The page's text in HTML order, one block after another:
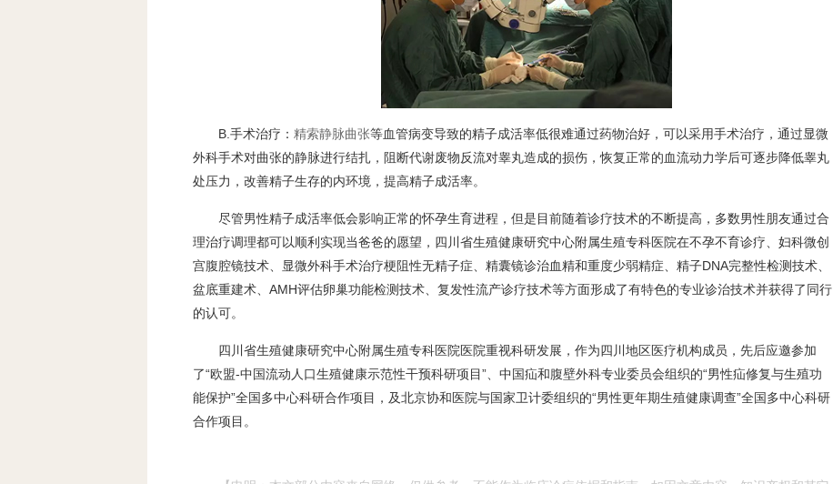
B.手术治疗： 精索静脉曲张等血管病变导致的精子成活率低很难通过药物治好，可以采用手术治疗，通过显微
外科手术对曲张的静脉进行结扎，阻断代谢废物反流对睾丸造成的损伤，恢复正常的血流动力学后可逐步降低睾丸
处压力，改善精子生存的内环境，提高精子成活率。
尽管男性精子成活率低会影响正常的怀孕生育进程，但是目前随着诊疗技术的不断提高，多数男性朋友通过合
理治疗调理都可以顺利实现当爸爸的愿望，四川省生殖健康研究中心附属生殖专科医院在不孕不育诊疗、妇科微创
宫腹腔镜技术、显微外科手术治疗梗阻性无精子症、精囊镜诊治血精和重度少弱精症、精子DNA完整性检测技术、
盆底重建术、AMH评估卵巢功能检测技术、复发性流产诊疗技术等方面形成了有特色的专业诊治技术并获得了同行
的认可。
四川省生殖健康研究中心附属生殖专科医院医院重视科研发展，作为四川地区医疗机构成员，先后应邀参加
了“欧盟-中国流动人口生殖健康示范性干预科研项目”、中国疝和腹壁外科专业委员会组织的“男性疝修复与生殖功
能保护”全国多中心科研合作项目，及北京协和医院与国家卫计委组织的“男性更年期生殖健康调查”全国多中心科研
合作项目。